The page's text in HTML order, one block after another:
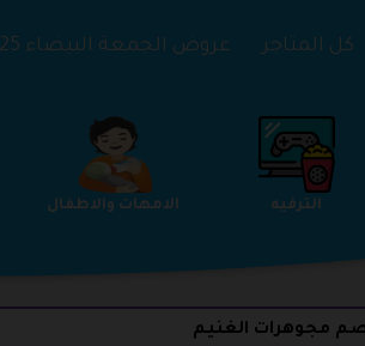
كل المتاجر عروض الجمعة البيضاء 2025 🔥
الترفيه التعليم
مجوهرات الغنيم